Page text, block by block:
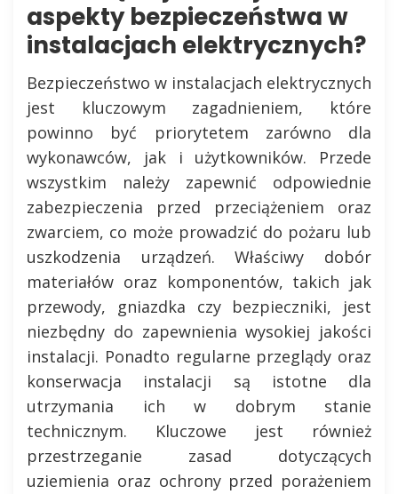
aspekty bezpieczeństwa w
instalacjach elektrycznych?
Bezpieczeństwo w instalacjach elektrycznych
jest kluczowym zagadnieniem, które
powinno być priorytetem zarówno dla
wykonawców, jak i użytkowników. Przede
wszystkim należy zapewnić odpowiednie
zabezpieczenia przed przeciążeniem oraz
zwarciem, co może prowadzić do pożaru lub
uszkodzenia urządzeń. Właściwy dobór
materiałów oraz komponentów, takich jak
przewody, gniazdka czy bezpieczniki, jest
niezbędny do zapewnienia wysokiej jakości
instalacji. Ponadto regularne przeglądy oraz
konserwacja instalacji są istotne dla
utrzymania ich w dobrym stanie
technicznym. Kluczowe jest również
przestrzeganie zasad dotyczących
uziemienia oraz ochrony przed porażeniem